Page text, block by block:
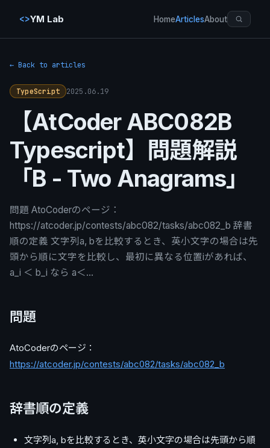
<>YM Lab HomeArticlesAbout
← Back to articles
TypeScript 2025.06.19
【AtCoder ABC082B
Typescript】問題解説
「B - Two Anagrams」
問題 AtoCoderのページ：
https://atcoder.jp/contests/abc082/tasks/abc082_b 辞書
順の定義 文字列a, bを比較するとき、英小文字の場合は先
頭から順に文字を比較し、最初に異なる位置iがあれば、
a_i ＜ b_i なら a＜…
問題
AtoCoderのページ：
https://atcoder.jp/contests/abc082/tasks/abc082_b
辞書順の定義
文字列a, bを比較するとき、英小文字の場合は先頭から順